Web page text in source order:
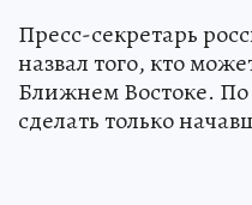
Пресс-секретарь
назвал того, кто
Ближнем Востоке. По
сделать только